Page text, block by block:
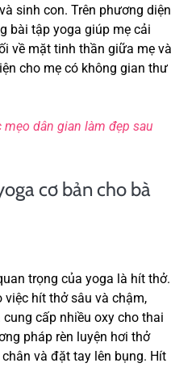
sinh con. Trên phương diện
bài tập yoga giúp mẹ cải
về mặt tinh thần giữa mẹ và
cho mẹ có không gian thư
mẹo dân gian làm đẹp sau
cơ bản cho bà
trọng của yoga là hít thở.
việc hít thở sâu và chậm,
cấp nhiều oxy cho thai
pháp rèn luyện hơi thở
và đặt tay lên bụng. Hít